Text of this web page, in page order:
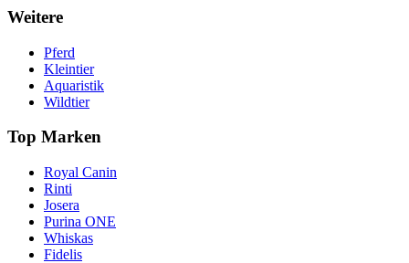
Weitere
Pferd
Kleintier
Aquaristik
Wildtier
Top Marken
Royal Canin
Rinti
Josera
Purina ONE
Whiskas
Fidelis